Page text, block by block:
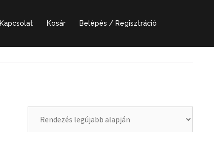
Kapcsolat Kosár Belépés / Regisztráció